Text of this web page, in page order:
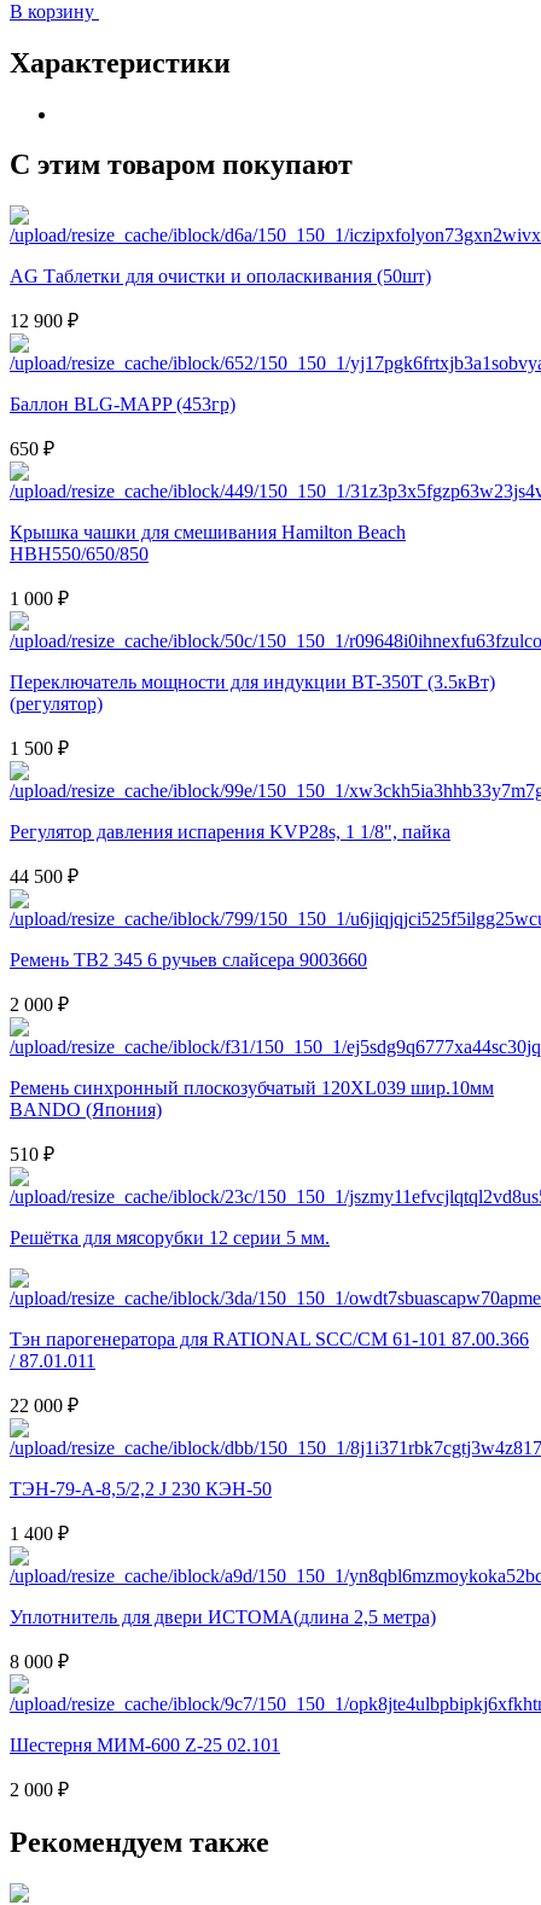
В корзину
Характеристики
С этим товаром покупают
AG Таблетки для очистки и ополаскивания (50шт)
12 900 ₽
Баллон BLG-MAPP (453гр)
650 ₽
Крышка чашки для смешивания Hamilton Beach
HBH550/650/850
1 000 ₽
Переключатель мощности для индукции BT-350T (3.5кВт)
(регулятор)
1 500 ₽
Регулятор давления испарения KVP28s, 1 1/8", пайка
44 500 ₽
Ремень TB2 345 6 ручьев слайсера 9003660
2 000 ₽
Ремень синхронный плоскозубчатый 120XL039 шир.10мм
BANDO (Япония)
510 ₽
Решётка для мясорубки 12 серии 5 мм.
Тэн парогенератора для RATIONAL SCC/CM 61-101 87.00.366
/ 87.01.011
22 000 ₽
ТЭН-79-А-8,5/2,2 J 230 КЭН-50
1 400 ₽
Уплотнитель для двери ИСТОМА(длина 2,5 метра)
8 000 ₽
Шестерня МИМ-600 Z-25 02.101
2 000 ₽
Рекомендуем также